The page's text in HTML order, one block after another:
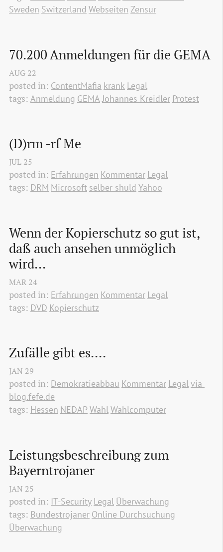
Sweden Switzerland Webseiten Zensur
70.200 Anmeldungen für die GEMA
AUG 22
posted in: ContentMafia krank Legal
tags: Anmeldung GEMA Johannes Kreidler Protest
(D)rm -rf Me
JUL 25
posted in: Erfahrungen Kommentar Legal
tags: DRM Microsoft selber shuld Yahoo
Wenn der Kopierschutz so gut ist,
daß auch ansehen unmöglich
wird...
MAR 24
posted in: Erfahrungen Kommentar Legal
tags: DVD Kopierschutz
Zufälle gibt es....
JAN 29
posted in: Demokratieabbau Kommentar Legalvia
blog.fefe.de
tags: Hessen NEDAPWahlWahlcomputer
Leistungsbeschreibung zum
Bayerntrojaner
JAN 25
posted in: IT-Security Legal Überwachung
tags: Bundestrojaner Online Durchsuchung
Überwachung